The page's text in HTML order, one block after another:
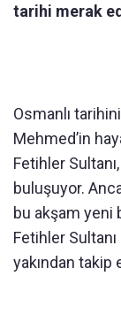
tarihi merak
Osmanlı
Mehmed’in
Fetihler
buluşuyor.
bu akşam yeni
Fetihler
yakından takip